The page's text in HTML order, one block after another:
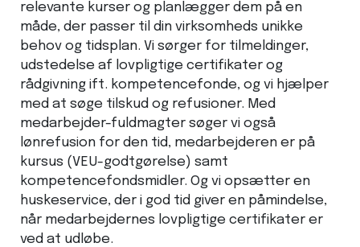
relevante kurser og planlægger dem på en
måde, der passer til din virksomheds unikke
behov og tidsplan. Vi sørger for tilmeldinger,
udstedelse af lovpligtige certifikater og
rådgivning ift. kompetencefonde, og vi hjælper
med at søge tilskud og refusioner. Med
medarbejder-fuldmagter søger vi også
lønrefusion for den tid, medarbejderen er på
kursus (VEU-godtgørelse) samt
kompetencefondsmidler. Og vi opsætter en
huskeservice, der i god tid giver en påmindelse,
når medarbejdernes lovpligtige certifikater er
ved at udløbe.